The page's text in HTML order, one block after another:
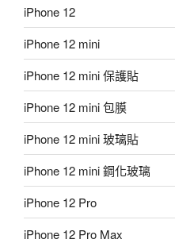
iPhone 12
iPhone 12 mini
iPhone 12 mini 保護貼
iPhone 12 mini 包膜
iPhone 12 mini 玻璃貼
iPhone 12 mini 鋼化玻璃
iPhone 12 Pro
iPhone 12 Pro Max